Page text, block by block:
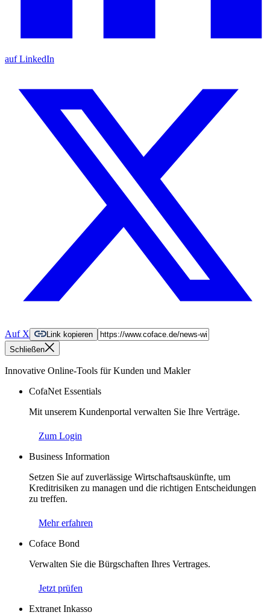
auf LinkedIn
Auf X
Link kopieren
Schließen
Innovative Online-Tools für Kunden und Makler
CofaNet Essentials
Mit unserem Kundenportal verwalten Sie Ihre Verträge.
Zum Login
Business Information
Setzen Sie auf zuverlässige Wirtschaftsauskünfte, um
Kreditrisiken zu managen und die richtigen Entscheidungen
zu treffen.
Mehr erfahren
Coface Bond
Verwalten Sie die Bürgschaften Ihres Vertrages.
Jetzt prüfen
Extranet Inkasso